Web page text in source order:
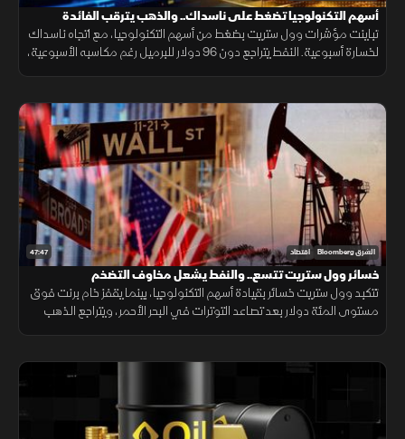
أسهم التكنولوجيا تضغط على ناسداك.. والذهب يترقب الفائدة
تباينت مؤشرات وول ستريت بضغط من أسهم التكنولوجيا، مع اتجاه ناسداك
لخسارة أسبوعية. النفط يتراجع دون 96 دولار للبرميل رغم مكاسبه الأسبوعية،
47:47 الشرق Bloomberg اقتصاد
خسائر وول ستريت تتسع.. والنفط يشعل مخاوف التضخم
تتكبد وول ستريت خسائر بقيادة أسهم التكنولوجيا، بينما يقفز خام برنت فوق
مستوى المئة دولار بعد تصاعد التوترات في البحر الأحمر، ويتراجع الذهب